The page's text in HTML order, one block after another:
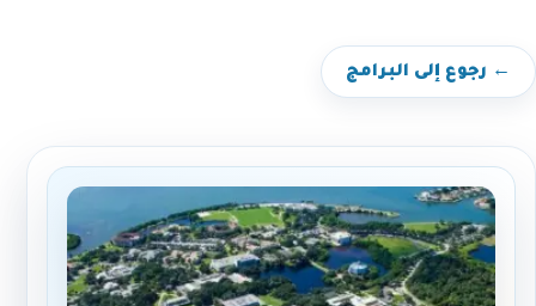
← رجوع إلى البرامج